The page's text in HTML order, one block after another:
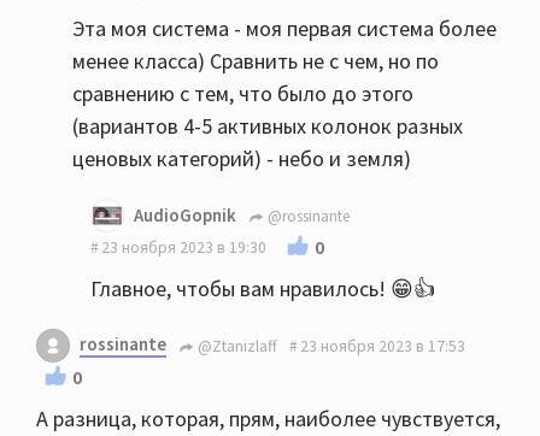
Эта моя система - моя первая система более
менее класса) Сравнить не с чем, но по
сравнению с тем, что было до этого
(вариантов 4-5 активных колонок разных
ценовых категорий) - небо и земля)
AudioGopnik
@rossinante
23 ноября 2023 в 19:30
0
Главное, чтобы вам нравилось! 😁👍
rossinante @Ztanizlaff 23 ноября 2023 в 17:53
0
А разница, которая, прям, наиболее чувствуется,